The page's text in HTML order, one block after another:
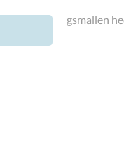
gsmallen